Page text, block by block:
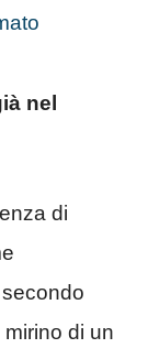
nel
di
secondo
di un